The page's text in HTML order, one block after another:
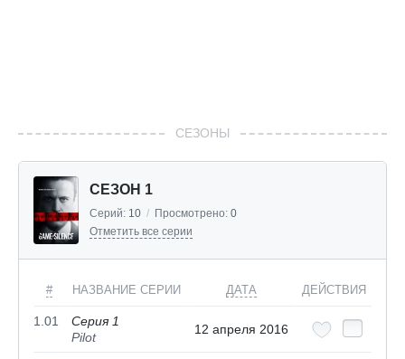
СЕЗОНЫ
СЕЗОН 1
Серий: 10 / Просмотрено: 0
Отметить все серии
# НАЗВАНИЕ СЕРИИ ДАТА ДЕЙСТВИЯ
1.01
Серия 1
Pilot
12 апреля 2016